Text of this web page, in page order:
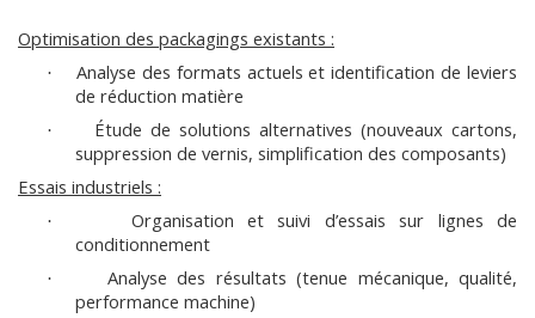
Optimisation des packagings existants :
·
Analyse des formats actuels et identification de leviers
de réduction matière
·
Étude de solutions alternatives (nouveaux cartons,
suppression de vernis, simplification des composants)
Essais industriels :
·
Organisation et suivi d’essais sur lignes de
conditionnement
·
Analyse des résultats (tenue mécanique, qualité,
performance machine)